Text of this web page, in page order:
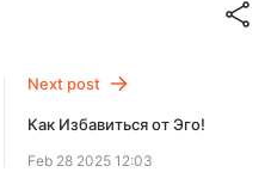
Next post
Как Избавиться от Эго!
Feb 28 2025 12:03